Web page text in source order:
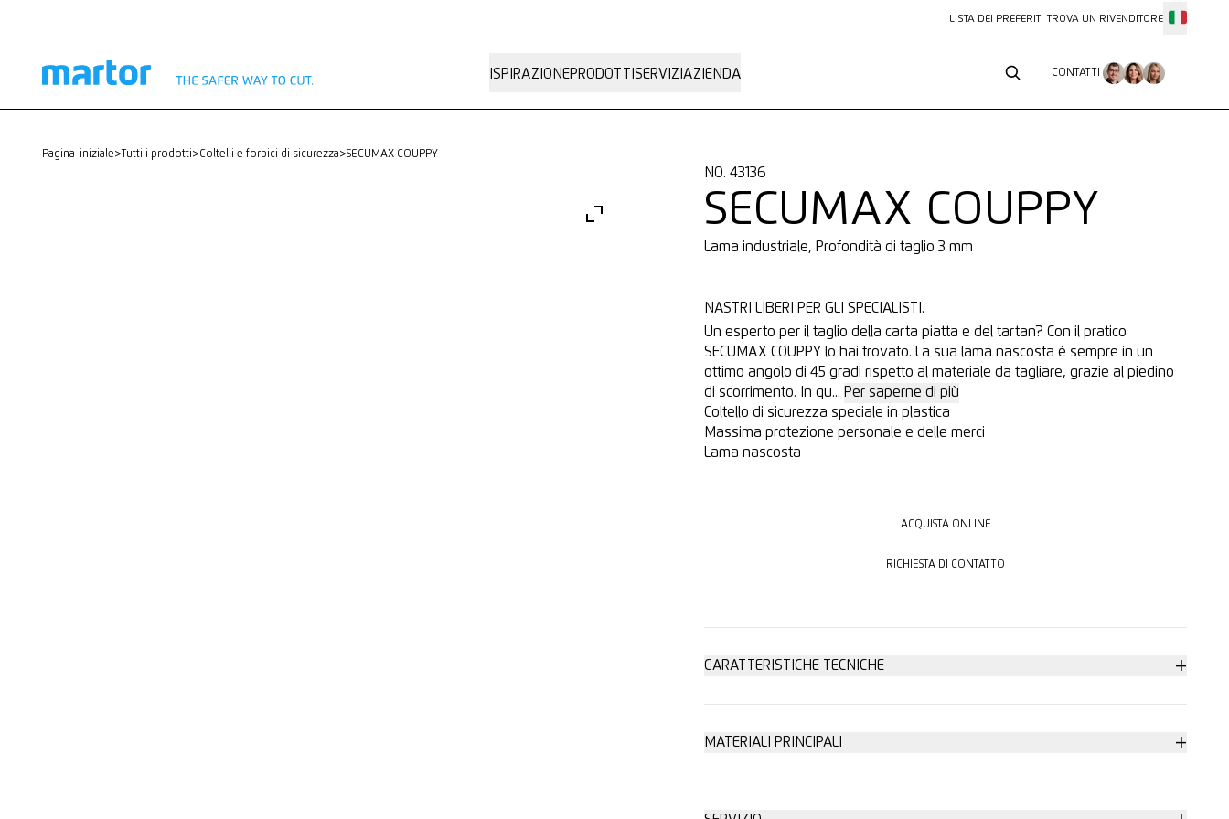
LISTA DEI PREFERITI TROVA UN RIVENDITORE
ISPIRAZIONEPRODOTTI SERVIZI AZIENDA CONTATTI
pagina-iniziale> Tutti i prodotti> Coltelli e forbici di sicurezza> SECUMAX COUPPY
NO. 43136
SECUMAX COUPPY
Lama industriale, Profondità di taglio 3 mm
NASTRI LIBERI PER GLI SPECIALISTI.
Un esperto per il taglio della carta piatta e del tartan? Con il pratico
SECUMAX COUPPY lo hai trovato. La sua lama nascosta è sempre in un
ottimo angolo di 45 gradi rispetto al materiale da tagliare, grazie al piedino
di scorrimento. In qu... Per saperne di più
Coltello di sicurezza speciale in plastica
Massima protezione personale e delle merci
Lama nascosta
ACQUISTA ONLINE
RICHIESTA DI CONTATTO
CARATTERISTICHE TECNICHE +
MATERIALI PRINCIPALI +